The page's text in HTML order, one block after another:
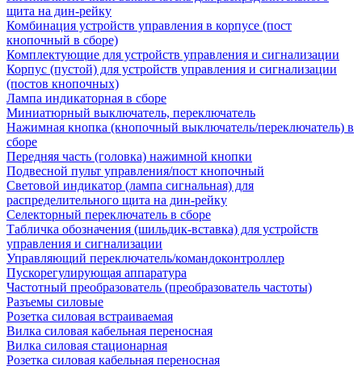
щита на дин-рейку
Комбинация устройств управления в корпусе (пост
кнопочный в сборе)
Комплектующие для устройств управления и сигнализации
Корпус (пустой) для устройств управления и сигнализации
(постов кнопочных)
Лампа индикаторная в сборе
Миниатюрный выключатель, переключатель
Нажимная кнопка (кнопочный выключатель/переключатель) в
сборе
Передняя часть (головка) нажимной кнопки
Подвесной пульт управления/пост кнопочный
Световой индикатор (лампа сигнальная) для
распределительного щита на дин-рейку
Селекторный переключатель в сборе
Табличка обозначения (шильдик-вставка) для устройств
управления и сигнализации
Управляющий переключатель/командоконтроллер
Пускорегулирующая аппаратура
Частотный преобразователь (преобразователь частоты)
Разъемы силовые
Розетка силовая встраиваемая
Вилка силовая кабельная переносная
Вилка силовая стационарная
Розетка силовая кабельная переносная